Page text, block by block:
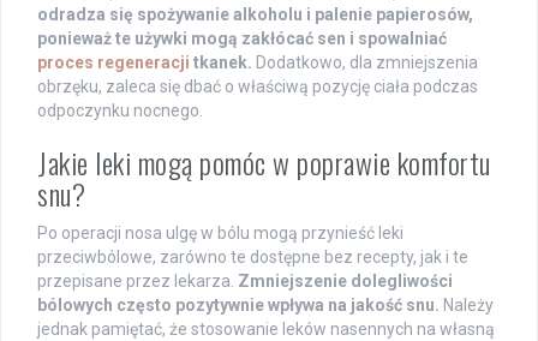
odradza się spożywanie alkoholu i palenie papierosów,
ponieważ te używki mogą zakłócać sen i spowalniać
proces regeneracji tkanek. Dodatkowo, dla zmniejszenia
obrzęku, zaleca się dbać o właściwą pozycję ciała podczas
odpoczynku nocnego.
Jakie leki mogą pomóc w poprawie komfortu
snu?
Po operacji nosa ulgę w bólu mogą przynieść leki
przeciwbólowe, zarówno te dostępne bez recepty, jak i te
przepisane przez lekarza. Zmniejszenie dolegliwości
bólowych często pozytywnie wpływa na jakość snu. Należy
jednak pamiętać, że stosowanie leków nasennych na własną